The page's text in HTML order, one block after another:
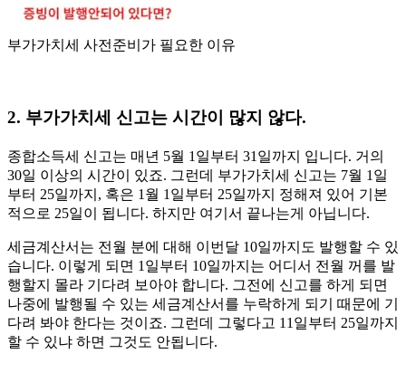
부가가치세 사전준비가 필요한 이유
2. 부가가치세 신고는 시간이 많지 않다.
종합소득세 신고는 매년 5월 1일부터 31일까지 입니다. 거의
30일 이상의 시간이 있죠. 그런데 부가가치세 신고는 7월 1일
부터 25일까지, 혹은 1월 1일부터 25일까지 정해져 있어 기본
적으로 25일이 됩니다. 하지만 여기서 끝나는게 아닙니다.
세금계산서는 전월 분에 대해 이번달 10일까지도 발행할 수 있
습니다. 이렇게 되면 1일부터 10일까지는 어디서 전월 꺼를 발
행할지 몰라 기다려 보아야 합니다. 그전에 신고를 하게 되면
나중에 발행될 수 있는 세금계산서를 누락하게 되기 때문에 기
다려 봐야 한다는 것이죠. 그런데 그렇다고 11일부터 25일까지
할 수 있냐 하면 그것도 안됩니다.